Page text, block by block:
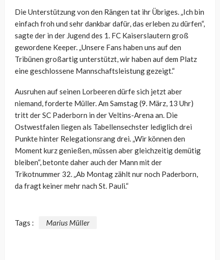
Die Unterstützung von den Rängen tat ihr Übriges. „Ich bin
einfach froh und sehr dankbar dafür, das erleben zu dürfen“,
sagte der in der Jugend des 1. FC Kaiserslautern groß
gewordene Keeper. „Unsere Fans haben uns auf den
Tribünen großartig unterstützt, wir haben auf dem Platz
eine geschlossene Mannschaftsleistung gezeigt.“
Ausruhen auf seinen Lorbeeren dürfe sich jetzt aber
niemand, forderte Müller. Am Samstag (9. März, 13 Uhr)
tritt der SC Paderborn in der Veltins-Arena an. Die
Ostwestfalen liegen als Tabellensechster lediglich drei
Punkte hinter Relegationsrang drei. „Wir können den
Moment kurz genießen, müssen aber gleichzeitig demütig
bleiben“, betonte daher auch der Mann mit der
Trikotnummer 32. „Ab Montag zählt nur noch Paderborn,
da fragt keiner mehr nach St. Pauli.“
Tags : Marius Müller